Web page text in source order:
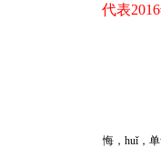
代表
悔，huǐ，